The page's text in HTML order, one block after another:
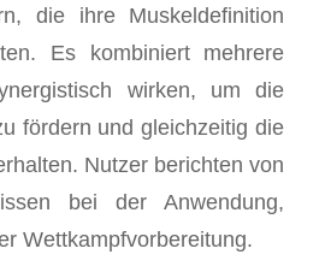
die ihre Muskeldefinition
Es kombiniert mehrere
wirken, um die
fördern und gleichzeitig die
Nutzer berichten von
bei der Anwendung,
Wettkampfvorbereitung.